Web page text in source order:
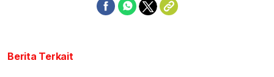
Berita Terkait